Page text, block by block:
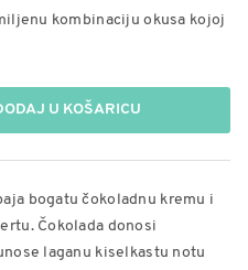
kombinaciju okusa kojoj
U KOŠARICU
bogatu čokoladnu kremu i
Čokolada donosi
laganu kiselkastu notu